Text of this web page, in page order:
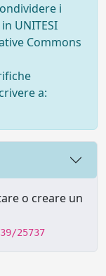
i
UNITESI
Commons
a:
o creare un
25737